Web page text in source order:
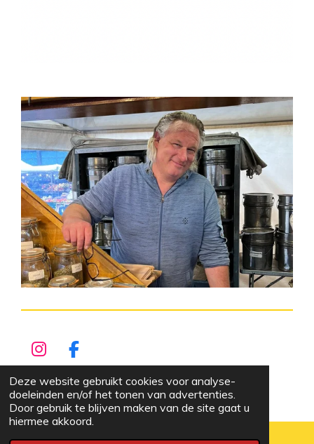
Deze website gebruikt cookies voor analyse-
doeleinden en/of het tonen van advertenties.
Door gebruik te blijven maken van de site gaat u
hiermee akkoord.
I
s
t
a
g
F
c
e
b
o
© 2022 - 2026 de Kruidenkraam
Powered byJouwWeb